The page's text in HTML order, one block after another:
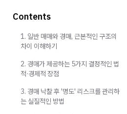
Contents
1. 일반 매매와 경매, 근본적인 구조의
차이 이해하기
2. 경매가 제공하는 5가지 결정적인 법
적·경제적 장점
3. 경매 낙찰 후 '명도' 리스크를 관리하
는 실질적인 방법